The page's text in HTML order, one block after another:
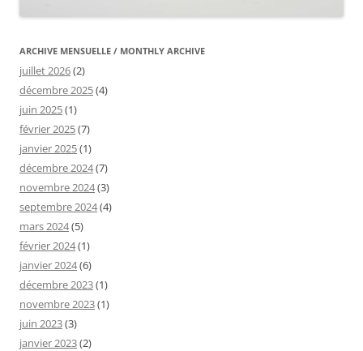
ARCHIVE MENSUELLE / MONTHLY ARCHIVE
juillet 2026(2)
décembre 2025(4)
juin 2025(1)
février 2025(7)
janvier 2025(1)
décembre 2024(7)
novembre 2024(3)
septembre 2024(4)
mars 2024(5)
février 2024(1)
janvier 2024(6)
décembre 2023(1)
novembre 2023(1)
juin 2023(3)
janvier 2023(2)